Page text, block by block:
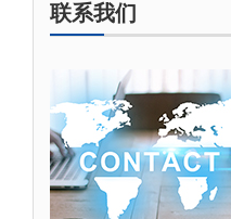
联系我们